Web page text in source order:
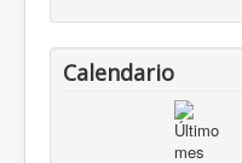
Calendario